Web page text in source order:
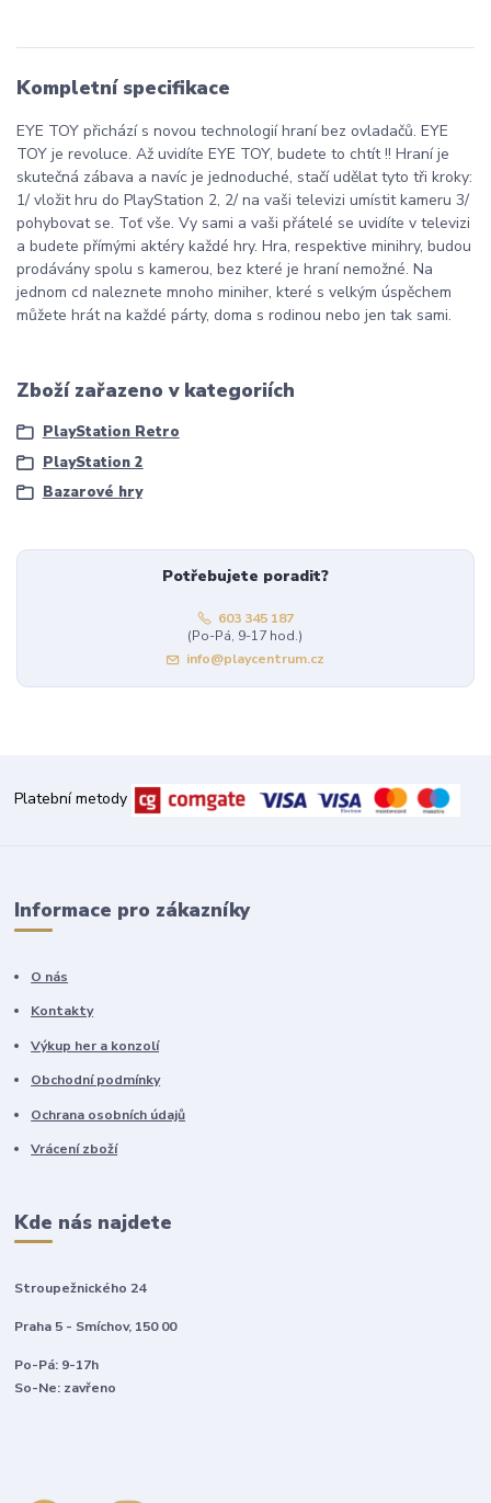
Kompletní specifikace
EYE TOY přichází s novou technologií hraní bez ovladačů. EYE
TOY je revoluce. Až uvidíte EYE TOY, budete to chtít !! Hraní je
skutečná zábava a navíc je jednoduché, stačí udělat tyto tři kroky:
1/ vložit hru do PlayStation 2, 2/ na vaši televizi umístit kameru 3/
pohybovat se. Toť vše. Vy sami a vaši přátelé se uvidíte v televizi
a budete přímými aktéry každé hry. Hra, respektive minihry, budou
prodávány spolu s kamerou, bez které je hraní nemožné. Na
jednom cd naleznete mnoho miniher, které s velkým úspěchem
můžete hrát na každé párty, doma s rodinou nebo jen tak sami.
Zboží zařazeno v kategoriích
PlayStation Retro
PlayStation 2
Bazarové hry
Potřebujete poradit?
603 345 187
(Po-Pá, 9-17 hod.)
info@playcentrum.cz
Platební metody
Informace pro zákazníky
O nás
Kontakty
Výkup her a konzolí
Obchodní podmínky
Ochrana osobních údajů
Vrácení zboží
Kde nás najdete
Stroupežnického 24
Praha 5 - Smíchov, 150 00
Po-Pá: 9-17h
So-Ne: zavřeno